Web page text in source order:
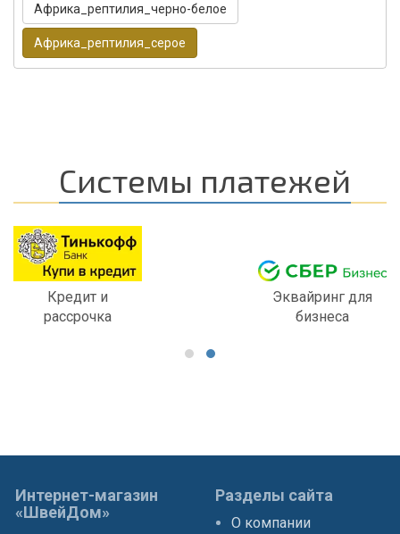
Африка_рептилия_черно-белое
Африка_рептилия_серое
Системы платежей
Кредит и
рассрочка
Эквайринг для
бизнеса
Интернет-магазин
«ШвейДом»
Разделы сайта
О компании